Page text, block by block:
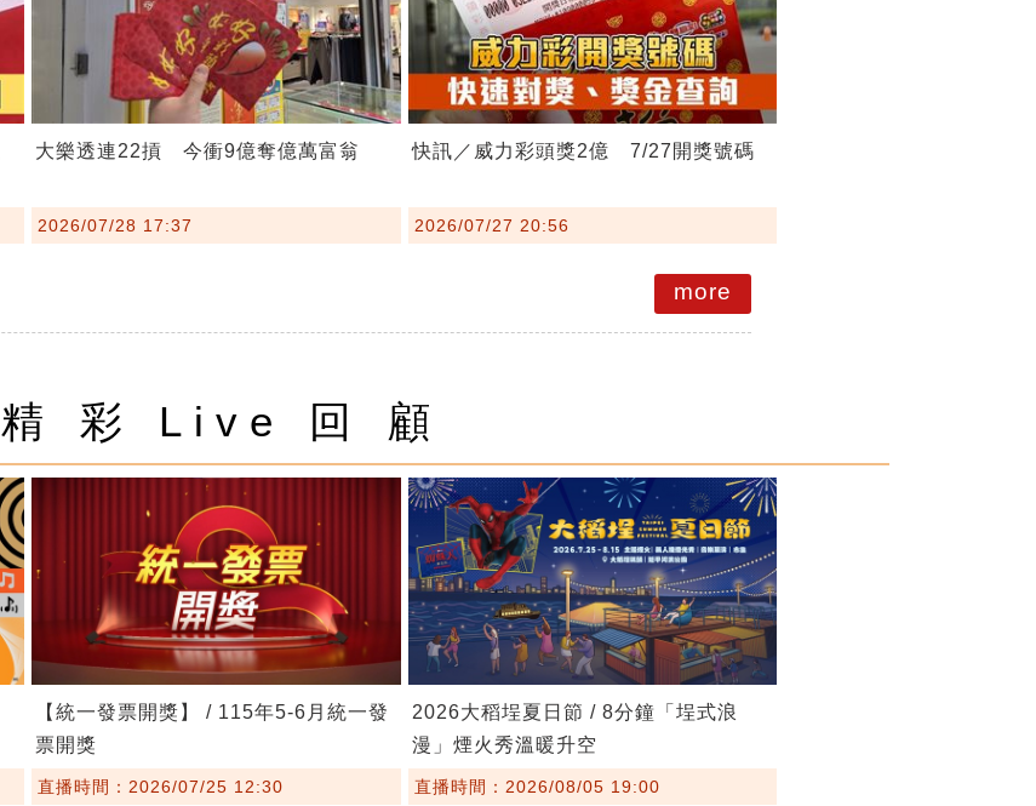
大樂透連22摃 今衝9億奪億萬富翁
2026/07/28 17:37
快訊／威力彩頭獎2億 7/27開獎號碼
2026/07/27 20:56
more
精 彩 Live 回 顧
【統一發票開獎】 / 115年5-6月統一發
票開獎
直播時間：2026/07/25 12:30
2026大稻埕夏日節 / 8分鐘「埕式浪
漫」煙火秀溫暖升空
直播時間：2026/08/05 19:00